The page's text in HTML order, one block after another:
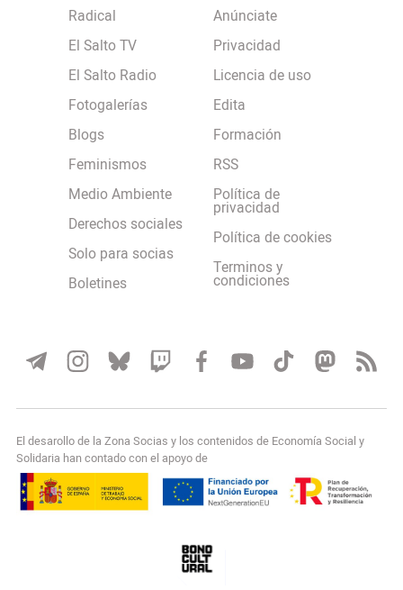
Radical
El Salto TV
El Salto Radio
Fotogalerías
Blogs
Feminismos
Medio Ambiente
Derechos sociales
Solo para socias
Boletines
Anúnciate
Privacidad
Licencia de uso
Edita
Formación
RSS
Política de
privacidad
Política de cookies
Terminos y
condiciones
El desarollo de la Zona Socias y los contenidos de Economía Social y
Solidaria han contado con el apoyo de